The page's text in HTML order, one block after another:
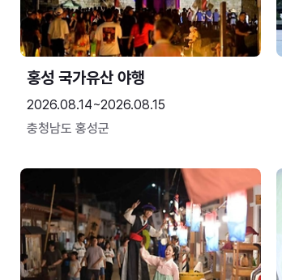
홍성 국가유산 야행
2026.08.14~2026.08.15
충청남도 홍성군